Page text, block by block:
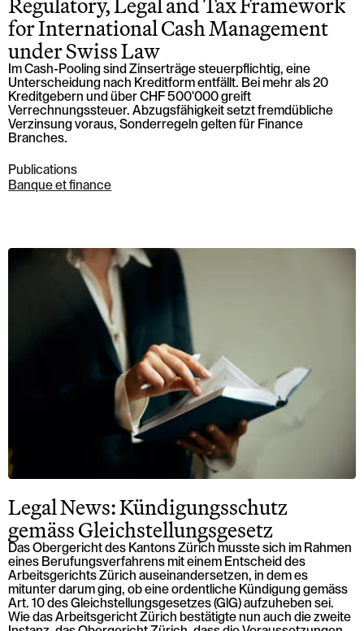
for International Cash Management
under Swiss Law
Im Cash-Pooling sind Zinserträge steuerpflichtig, eine
Unterscheidung nach Kreditform entfällt. Bei mehr als 20
Kreditgebern und über CHF 500'000 greift
Verrechnungssteuer. Abzugsfähigkeit setzt fremdübliche
Verzinsung voraus, Sonderregeln gelten für Finance
Branches.
Publications
Banque et finance
Legal News: Kündigungsschutz
gemäss Gleichstellungsgesetz
Das Obergericht des Kantons Zürich musste sich im Rahmen
eines Berufungsverfahrens mit einem Entscheid des
Arbeitsgerichts Zürich auseinandersetzen, in dem es
mitunter darum ging, ob eine ordentliche Kündigung gemäss
Art. 10 des Gleichstellungsgesetzes (GlG) aufzuheben sei.
Wie das Arbeitsgericht Zürich bestätigte nun auch die zweite